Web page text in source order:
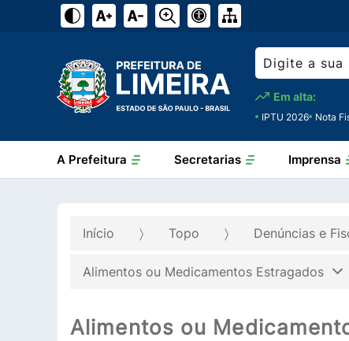
Em alta:
IPTU 2026 Nota
A Prefeitura Secretarias Imprensa
Início Topo Denúncias e
Alimentos ou Medicamentos Estragados
Alimentos ou